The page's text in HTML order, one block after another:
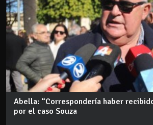
Abella: “Correspondería haber
por el caso Souza